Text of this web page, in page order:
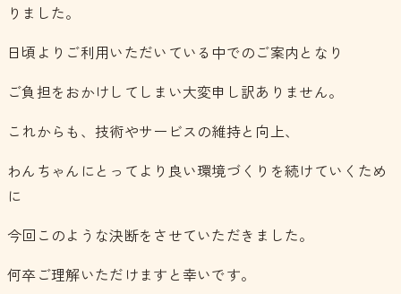
りました。
日頃よりご利用いただいている中でのご案内となり
ご負担をおかけしてしまい大変申し訳ありません。
これからも、技術やサービスの維持と向上、
わんちゃんにとってより良い環境づくりを続けていくため
に
今回このような決断をさせていただきました。
何卒ご理解いただけますと幸いです。